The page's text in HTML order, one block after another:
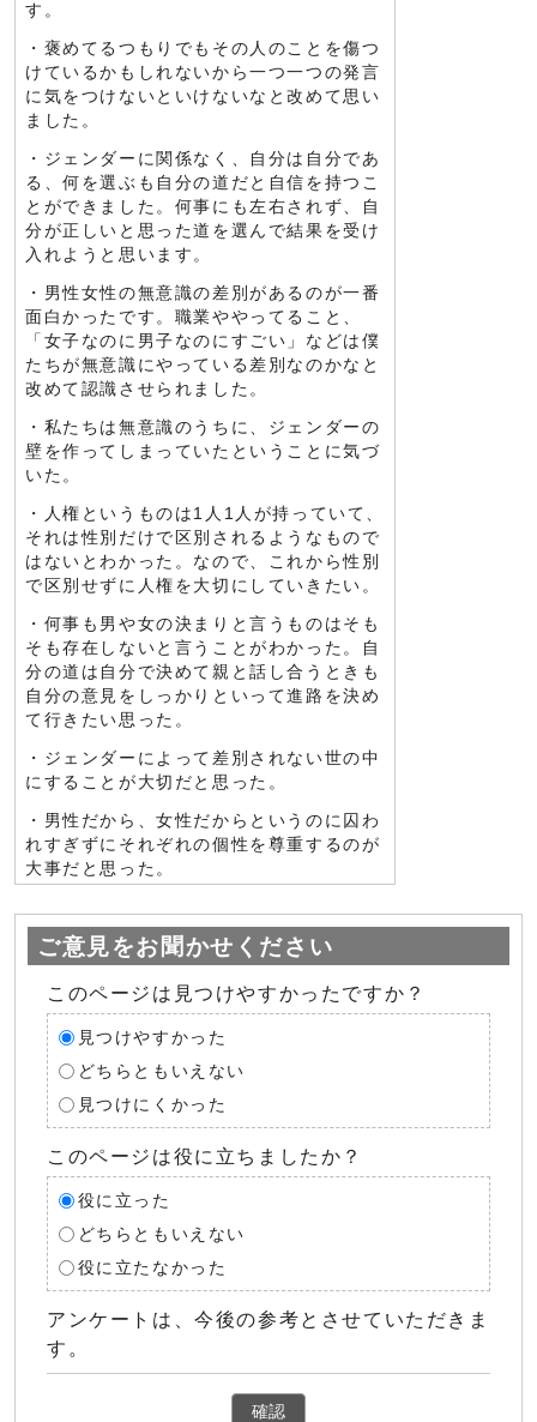
す。
・褒めてるつもりでもその人のことを傷つ
けているかもしれないから一つ一つの発言
に気をつけないといけないなと改めて思い
ました。
・ジェンダーに関係なく、自分は自分であ
る、何を選ぶも自分の道だと自信を持つこ
とができました。何事にも左右されず、自
分が正しいと思った道を選んで結果を受け
入れようと思います。
・男性女性の無意識の差別があるのが一番
面白かったです。職業ややってること、
「女子なのに男子なのにすごい」などは僕
たちが無意識にやっている差別なのかなと
改めて認識させられました。
・私たちは無意識のうちに、ジェンダーの
壁を作ってしまっていたということに気づ
いた。
・人権というものは1人1人が持っていて、
それは性別だけで区別されるようなもので
はないとわかった。なので、これから性別
で区別せずに人権を大切にしていきたい。
・何事も男や女の決まりと言うものはそも
そも存在しないと言うことがわかった。自
分の道は自分で決めて親と話し合うときも
自分の意見をしっかりといって進路を決め
て行きたい思った。
・ジェンダーによって差別されない世の中
にすることが大切だと思った。
・男性だから、女性だからというのに囚わ
れすぎずにそれぞれの個性を尊重するのが
大事だと思った。
ご意見をお聞かせください
このページは見つけやすかったですか？
見つけやすかった
どちらともいえない
見つけにくかった
このページは役に立ちましたか？
役に立った
どちらともいえない
役に立たなかった
アンケートは、今後の参考とさせていただきま
す。
確認